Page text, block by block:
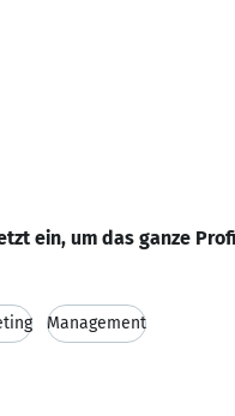
ein, um das ganze
Management